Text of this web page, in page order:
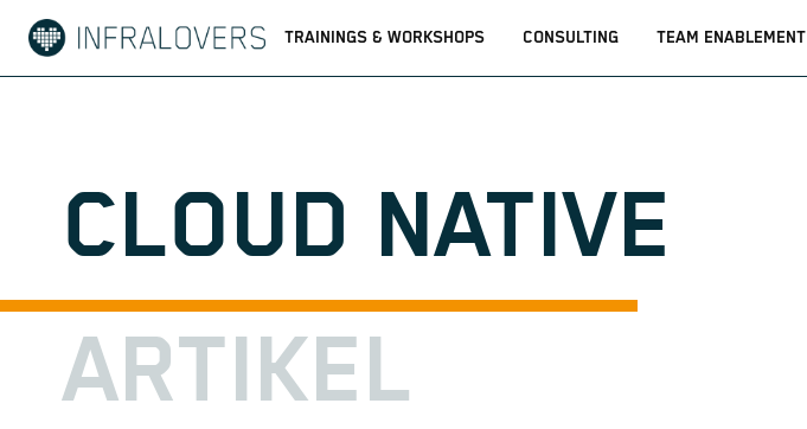
TRAININGS & WORKSHOPS CONSULTING TEAM ENABLEMENT
CLOUD NATIVE
ARTIKEL